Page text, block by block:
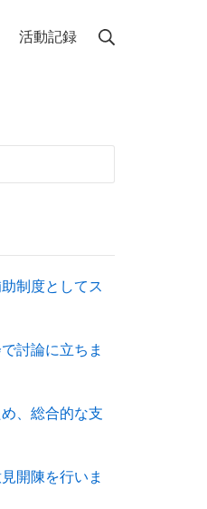
活動記録
制度としてス
討論に立ちま
、総合的な支
開陳を行いま